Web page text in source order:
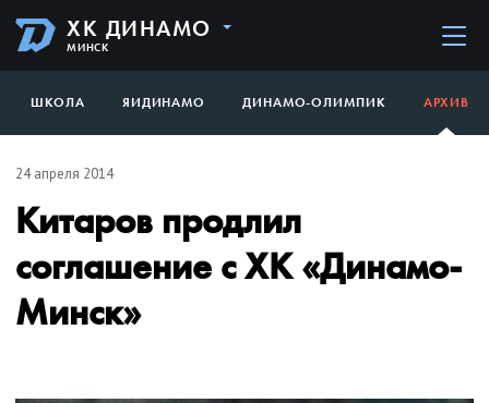
ХК ДИНАМО
МИНСК
ШКОЛА ЯИДИНАМО ДИНАМО-ОЛИМПИК АРХИВ
24 апреля 2014
Китаров продлил
соглашение с ХК «Динамо-
Минск»